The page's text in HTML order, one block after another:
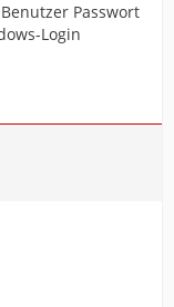
Passwort
Login